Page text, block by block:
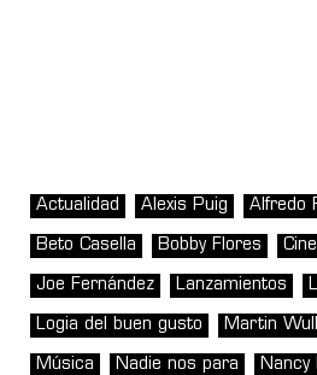
Actualidad Alexis Puig Alfredo
Beto Casella Bobby Flores Cine
Joe Fernández Lanzamientos
Logia del buen gusto Martin
Música Nadie nos para Nancy